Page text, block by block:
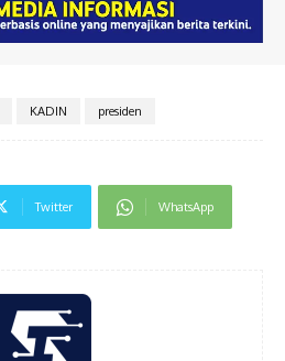
KADIN presiden
Twitter WhatsApp